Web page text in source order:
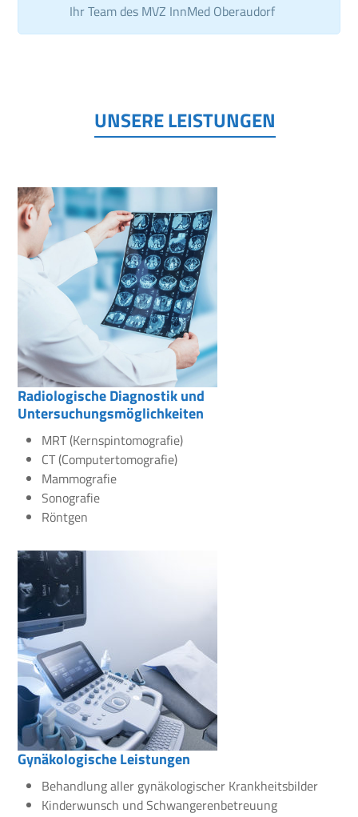
Ihr Team des MVZ InnMed Oberaudorf
UNSERE LEISTUNGEN
Radiologische Diagnostik und
Untersuchungsmöglichkeiten
MRT (Kernspintomografie)
CT (Computertomografie)
Mammografie
Sonografie
Röntgen
Gynäkologische Leistungen
Behandlung aller gynäkologischer Krankheitsbilder
Kinderwunsch und Schwangerenbetreuung